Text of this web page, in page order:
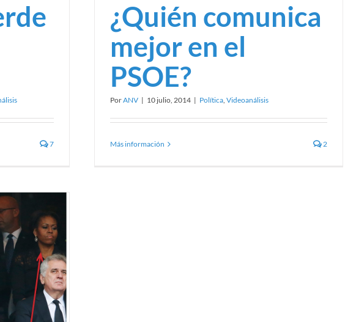
7
¿Quién comunica
mejor en el
PSOE?
PorANV | 10 julio, 2014 | Política, Videoanálisis
Más información 2